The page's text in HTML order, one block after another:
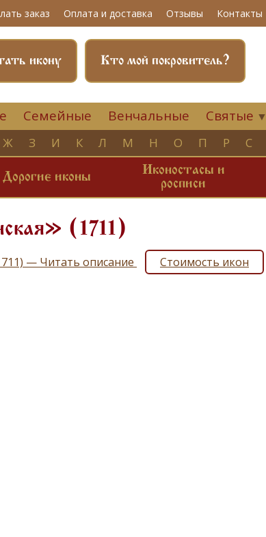
заказ Оплата и доставка Отзывы Контакты
Кто мой покровитель?
икону
Семейные Венчальные Святые ▼
Ж З И К Л М Н О П Р С
Дорогие иконы
Иконостасы и
росписи
(1711)
— Читать описание Стоимость икон